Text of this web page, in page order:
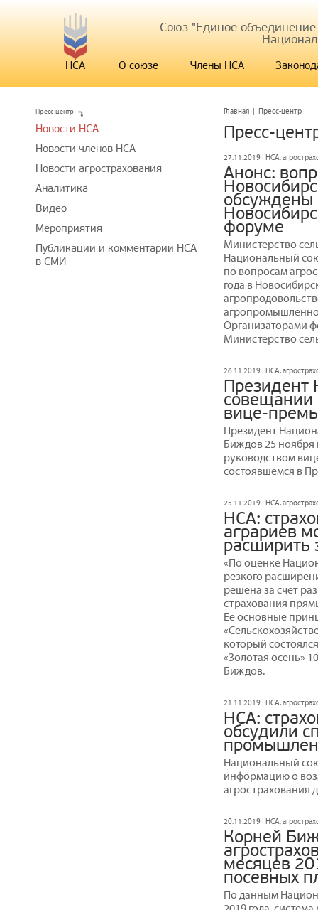
Союз "Единое
НСА О союзе Члены НСА
Главная | Пресс-центр
Пресс-
27.11.2019 | НСА,
Анонс:
обсуждены
форуме
Министерство
Национальный
по вопросам
года в
Организаторами
Министерство
26.11.2019 | НСА,
Президент
совещании
вице-
Президент
Биждов 25 ноября
руководством
состоявшемся в
25.11.2019 | НСА,
НСА:
аграриев
расширить
«По оценке
резкого
решена за счет
страхования
Ее основные
который
«Золотая осень»
Биждов.
21.11.2019 | НСА,
НСА:
обсудили
Национальный
информацию о
агрострахования
20.11.2019 | НСА,
Корней
месяцев
посевных
По данным
Пресс-центр
Новости НСА
Новости членов НСА
Новости агрострахования
Аналитика
Видео
Мероприятия
Публикации и комментарии НСА
в СМИ